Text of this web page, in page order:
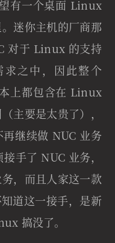
有一个桌面 Linux
迷你主机的厂商那
对于 Linux 的支持
之中，因此整个
上都包含在 Linux
主要是太贵了），
继续做 NUC 业务
手了 NUC 业务，
，而且人家这一款
道这一接手，是新
搞没了。